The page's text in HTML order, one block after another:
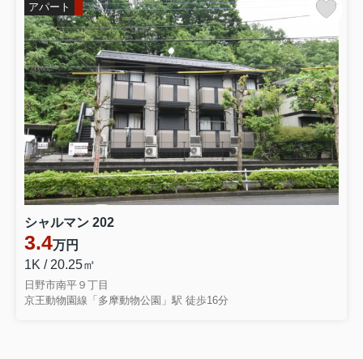
アパート
シャルマン 202
3.4万円
1K / 20.25㎡
日野市南平９丁目
京王動物園線「多摩動物公園」駅 徒歩16分